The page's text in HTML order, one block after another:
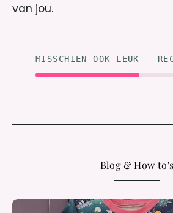
van jou.
MISSCHIEN OOK LEUK
Blog & How to's